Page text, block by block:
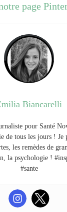
page
Biancarelli
pour Santé
de tous les jours ! Je
les remèdes de
la psychologie !
#sante